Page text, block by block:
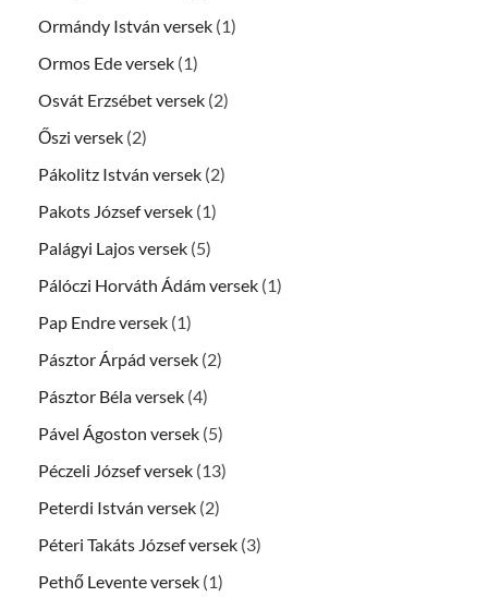
Ormándy István versek (1)
Ormos Ede versek (1)
Osvát Erzsébet versek (2)
Őszi versek (2)
Pákolitz István versek (2)
Pakots József versek (1)
Palágyi Lajos versek (5)
Pálóczi Horváth Ádám versek (1)
Pap Endre versek (1)
Pásztor Árpád versek (2)
Pásztor Béla versek (4)
Pável Ágoston versek (5)
Péczeli József versek (13)
Peterdi István versek (2)
Péteri Takáts József versek (3)
Pethő Levente versek (1)